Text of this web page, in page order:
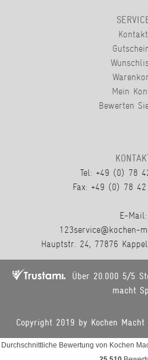
Kontakt
Mein
Bewerten
Tel: +49 (0) 78
Fax: +49 (0) 78
E-Mail:
123service@kochen-
Hauptstr. 24, 77876
Über 20.000 5/5
macht
Copyright 2019 by Kochen
Durchschnittliche Bewertung von Kochen